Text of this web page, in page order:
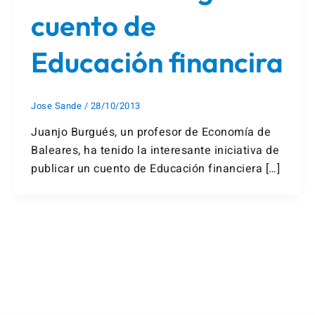
cuento de
Educación financira
Jose Sande / 28/10/2013
Juanjo Burgués, un profesor de Economía de
Baleares, ha tenido la interesante iniciativa de
publicar un cuento de Educación financiera […]